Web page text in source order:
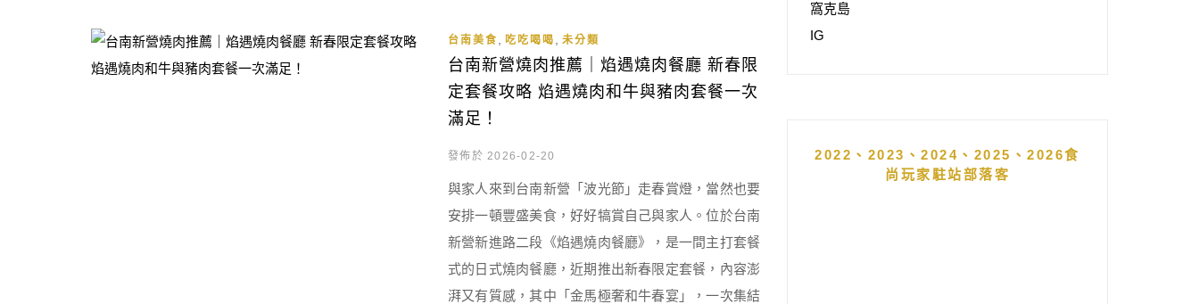
台南美食 吃吃喝喝 未分類
台南新營燒肉推薦｜焰遇燒肉餐廳 新春限
定套餐攻略 焰遇燒肉和牛與豬肉套餐一次
滿足！
發佈於 2026-02-20
與家人來到台南新營「波光節」走春賞燈，當然也要
安排一頓豐盛美食，好好犒賞自己與家人。位於台南
新營新進路二段《焰遇燒肉餐廳》，是一間主打套餐
式的日式燒肉餐廳，近期推出新春限定套餐，內容澎
湃又有質感，其中「金馬極奢和牛春宴」，一次集結
窩克島
IG
2022、2023、2024、2025、2026食
尚玩家駐站部落客